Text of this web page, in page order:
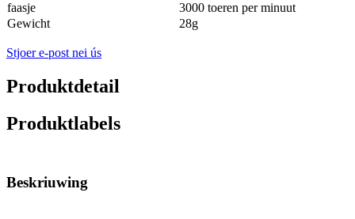
faasje
3000 toeren per minuut
Gewicht
28g
Stjoer e-post nei ús
Produktdetail
Produktlabels
Beskriuwing